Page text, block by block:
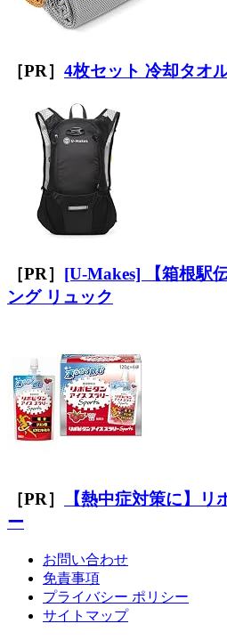
［PR］ 4枚セット 冷却タオ
［PR］ [U-Makes] 【箱根駅
ング リュック
［PR］
【熱中症対策に】リ
ー
お問い合わせ
免責事項
プライバシー ポリシー
サイトマップ